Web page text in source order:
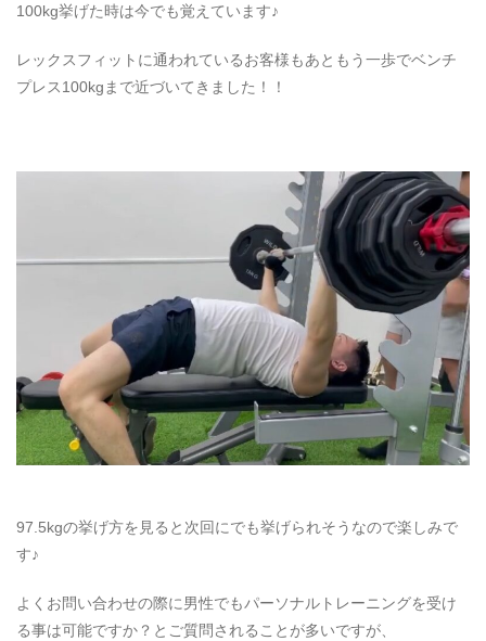
100kg挙げた時は今でも覚えています♪
レックスフィットに通われているお客様もあともう一歩でベンチ
プレス100kgまで近づいてきました！！
97.5kgの挙げ方を見ると次回にでも挙げられそうなので楽しみで
す♪
よくお問い合わせの際に男性でもパーソナルトレーニングを受け
る事は可能ですか？とご質問されることが多いですが、